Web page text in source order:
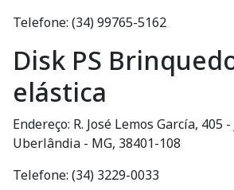
Telefone: (34) 99765-5162
Disk PS
elástica
Endereço: R. José Lemos García, 405
Uberlândia - MG, 38401-108
Telefone: (34) 3229-0033